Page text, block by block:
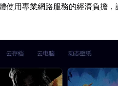
使用專業網路服務的經濟負擔